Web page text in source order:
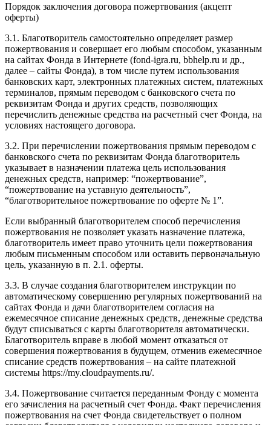
Порядок заключения договора пожертвования (акцепт
оферты)
3.1. Благотворитель самостоятельно определяет размер
пожертвования и совершает его любым способом, указанным
на сайтах Фонда в Интернете (fond-igra.ru, bbhelp.ru и др.,
далее – сайты Фонда), в том числе путем использования
банковских карт, электронных платежных систем, платежных
терминалов, прямым переводом с банковского счета по
реквизитам Фонда и других средств, позволяющих
перечислить денежные средства на расчетный счет Фонда, на
условиях настоящего договора.
3.2. При перечислении пожертвования прямым переводом с
банковского счета по реквизитам Фонда благотворитель
указывает в назначении платежа цель использования
денежных средств, например: “пожертвование”,
“пожертвование на уставную деятельность”,
“благотворительное пожертвование по оферте № 1”.
Если выбранный благотворителем способ перечисления
пожертвования не позволяет указать назначение платежа,
благотворитель имеет право уточнить цели пожертвования
любым письменным способом или оставить первоначальную
цель, указанную в п. 2.1. оферты.
3.3. В случае создания благотворителем инструкции по
автоматическому совершению регулярных пожертвований на
сайтах Фонда и дачи благотворителем согласия на
ежемесячное списание денежных средств, денежные средства
будут списываться с карты благотворителя автоматически.
Благотворитель вправе в любой момент отказаться от
совершения пожертвования в будущем, отменив ежемесячное
списание средств пожертвования – на сайте платежной
системы https://my.cloudpayments.ru/.
3.4. Пожертвование считается переданным Фонду с момента
его зачисления на расчетный счет Фонда. Факт перечисления
пожертвования на счет Фонда свидетельствует о полном